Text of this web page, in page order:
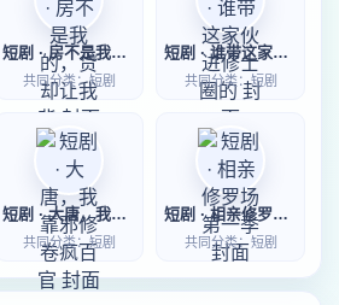
短剧 · 房不是我的，贷却让我背
共同分类：短剧
短剧 · 谁带这家伙进修士圈的
共同分类：短剧
短剧 · 大唐，我靠邪修卷疯百官
共同分类：短剧
短剧 · 相亲修罗场第一季
共同分类：短剧